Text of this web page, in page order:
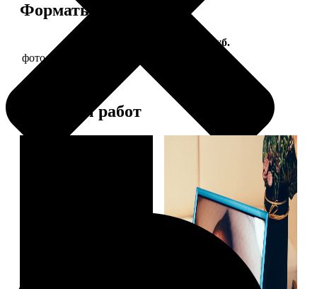
Форматы и цены
Цена, руб.
фото 15х20 в деревянной рамке
Примеры работ